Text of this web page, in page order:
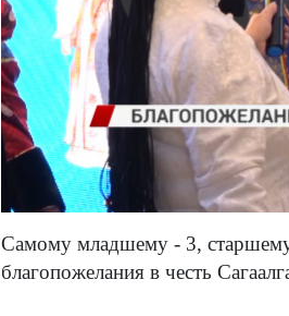
Самому младшему - 3,
благопожелания в честь